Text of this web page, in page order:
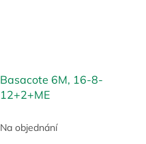
Basacote 6M, 16-8-
12+2+ME
Na objednání